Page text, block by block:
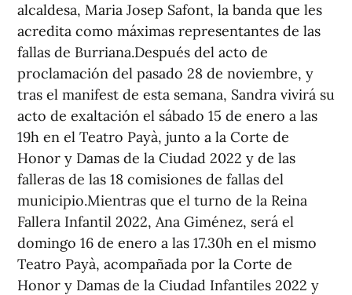
alcaldesa, Maria Josep Safont, la banda que les
acredita como máximas representantes de las
fallas de Burriana.Después del acto de
proclamación del pasado 28 de noviembre, y
tras el manifest de esta semana, Sandra vivirá su
acto de exaltación el sábado 15 de enero a las
19h en el Teatro Payà, junto a la Corte de
Honor y Damas de la Ciudad 2022 y de las
falleras de las 18 comisiones de fallas del
municipio.Mientras que el turno de la Reina
Fallera Infantil 2022, Ana Giménez, será el
domingo 16 de enero a las 17.30h en el mismo
Teatro Payà, acompañada por la Corte de
Honor y Damas de la Ciudad Infantiles 2022 y